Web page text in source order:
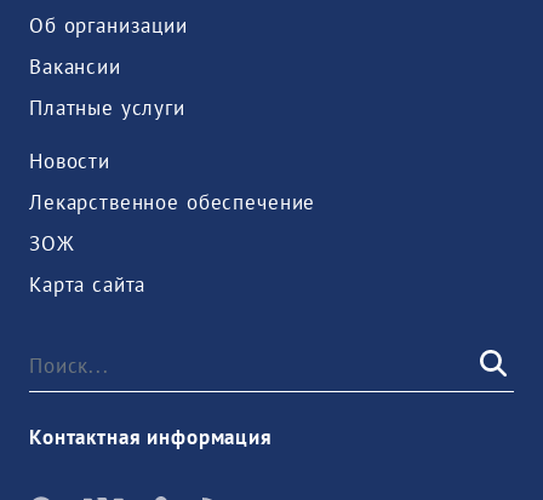
Об организации
Вакансии
Платные услуги
Новости
Лекарственное обеспечение
ЗОЖ
Карта сайта
Контактная информация